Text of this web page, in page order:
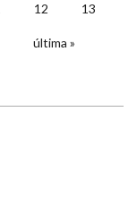
12 13
última »